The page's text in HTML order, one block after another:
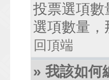
投票選項數
選項數量
回頂端
» 我該如何